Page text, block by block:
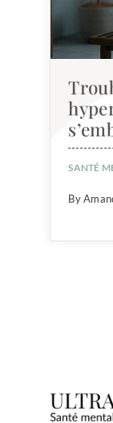
SANTÉ
By